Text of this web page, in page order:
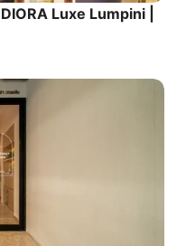
Luxe Lumpini |